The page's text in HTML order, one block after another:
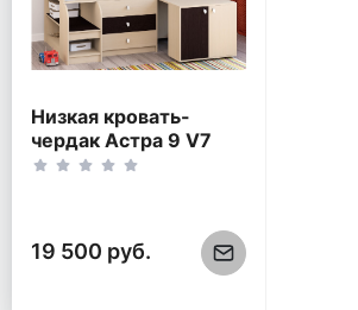
Низкая кровать-
чердак Астра 9 V7
Дуб молочный/Венге
19 500 руб.